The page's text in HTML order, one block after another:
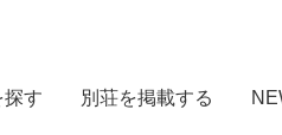
探す 別荘を掲載する